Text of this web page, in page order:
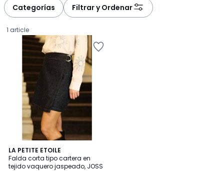
Categorías Filtrar y Ordenar
1 article
LA PETITE ETOILE
Falda corta tipo cartera en
tejido vaquero jaspeado, JOSS